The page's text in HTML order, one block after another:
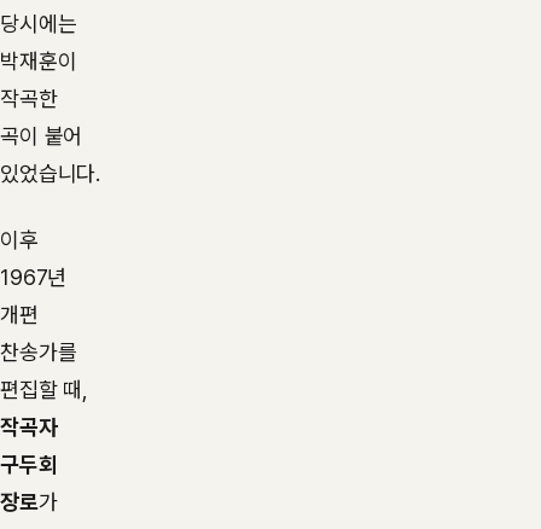
당시에는
박재훈이
작곡한
곡이 붙어
있었습니다.
이후
1967년
개편
찬송가를
편집할 때,
작곡자
구두회
장로가